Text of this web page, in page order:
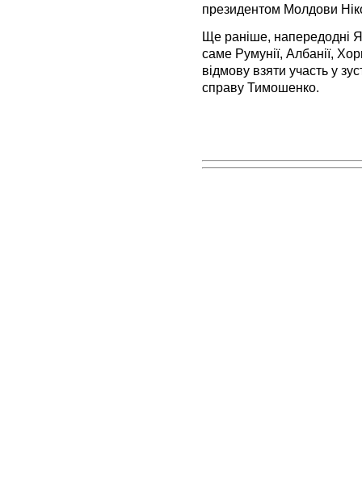
президентом Молдови
Ще раніше, напередодні
саме Румунії, Албанії,
відмову взяти участь у
справу Тимошенко.